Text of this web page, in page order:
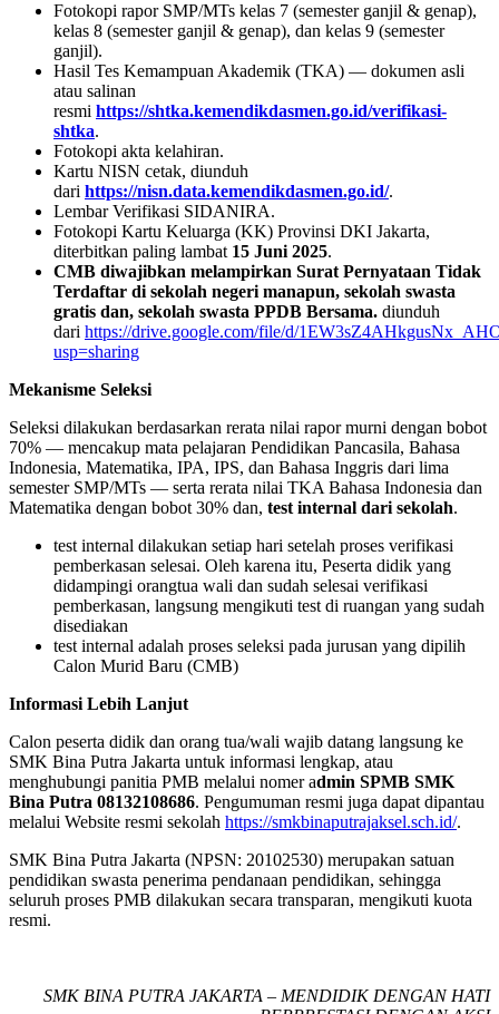
Fotokopi rapor SMP/MTs kelas 7 (semester ganjil & genap),
kelas 8 (semester ganjil & genap), dan kelas 9 (semester
ganjil).
Hasil Tes Kemampuan Akademik (TKA) — dokumen asli
atau salinan
resmi https://shtka.kemendikdasmen.go.id/verifikasi-
shtka.
Fotokopi akta kelahiran.
Kartu NISN cetak, diunduh
dari https://nisn.data.kemendikdasmen.go.id/.
Lembar Verifikasi SIDANIRA.
Fotokopi Kartu Keluarga (KK) Provinsi DKI Jakarta,
diterbitkan paling lambat 15 Juni 2025.
CMB diwajibkan melampirkan Surat Pernyataan Tidak
Terdaftar di sekolah negeri manapun, sekolah swasta
gratis dan, sekolah swasta PPDB Bersama. diunduh
dari https://drive.google.com/file/d/
usp=sharing
Mekanisme Seleksi
Seleksi dilakukan berdasarkan rerata nilai rapor murni dengan bobot
70% — mencakup mata pelajaran Pendidikan Pancasila, Bahasa
Indonesia, Matematika, IPA, IPS, dan Bahasa Inggris dari lima
semester SMP/MTs — serta rerata nilai TKA Bahasa Indonesia dan
Matematika dengan bobot 30% dan, test internal dari sekolah.
test internal dilakukan setiap hari setelah proses verifikasi
pemberkasan selesai. Oleh karena itu, Peserta didik yang
didampingi orangtua wali dan sudah selesai verifikasi
pemberkasan, langsung mengikuti test di ruangan yang sudah
disediakan
test internal adalah proses seleksi pada jurusan yang dipilih
Calon Murid Baru (CMB)
Informasi Lebih Lanjut
Calon peserta didik dan orang tua/wali wajib datang langsung ke
SMK Bina Putra Jakarta untuk informasi lengkap, atau
menghubungi panitia PMB melalui nomer admin SPMB SMK
Bina Putra 08132108686. Pengumuman resmi juga dapat dipantau
melalui Website resmi sekolah https://smkbinaputrajaksel.sch.id/.
SMK Bina Putra Jakarta (NPSN: 20102530) merupakan satuan
pendidikan swasta penerima pendanaan pendidikan, sehingga
seluruh proses PMB dilakukan secara transparan, mengikuti kuota
resmi.
SMK BINA PUTRA JAKARTA – MENDIDIK DENGAN HATI